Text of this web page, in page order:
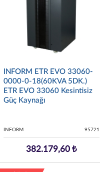
INFORM ETR EVO 33060-
0000-0-18(60KVA 5DK.)
ETR EVO 33060 Kesintisiz
Güç Kaynağı
INFORM 95721
382.179,60 ₺